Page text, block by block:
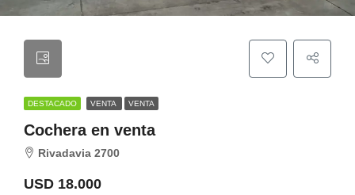
DESTACADO VENTA VENTA
Cochera en venta
Rivadavia 2700
USD 18.000